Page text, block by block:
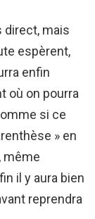
direct, mais
espèrent,
enfin
où on pourra
si ce
» en
même
il y aura bien
reprendra